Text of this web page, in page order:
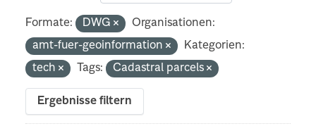
Formate: DWG
Organisationen:
amt-fuer-geoinformation
Kategorien:
tech
Tags: Cadastral parcels
Ergebnisse filtern